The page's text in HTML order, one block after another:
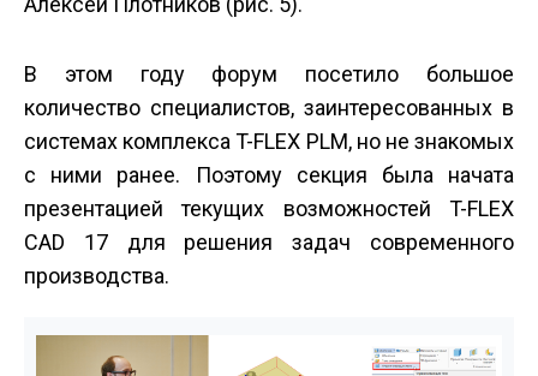
В этом году форум посетило большое
количество специалистов, заинтересованных в
системах комплекса T-FLEX PLM, но не знакомых
с ними ранее. Поэтому секция была начата
презентацией текущих возможностей T-FLEX
CAD 17 для решения задач современного
производства.